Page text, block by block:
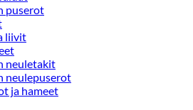
puserot
liivit
neuletakit
neulepuserot
ja hameet